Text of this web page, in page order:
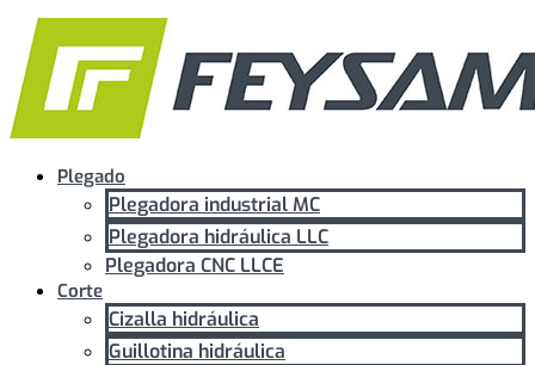
Plegado
Plegadora industrial MC
Plegadora hidráulica LLC
Plegadora CNC LLCE
Corte
Cizalla hidráulica
Guillotina hidráulica